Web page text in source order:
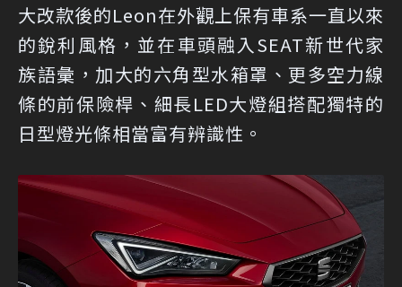
大改款後的Leon在外觀上保有車系一直以來
的銳利風格，並在車頭融入SEAT新世代家
族語彙，加大的六角型水箱罩、更多空力線
條的前保險桿、細長LED大燈組搭配獨特的
日型燈光條相當富有辨識性。